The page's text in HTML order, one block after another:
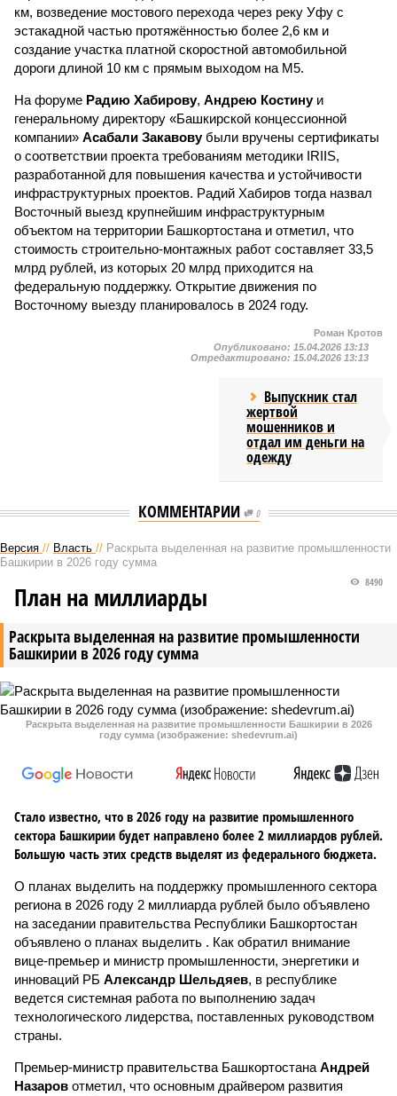
км, возведение мостового перехода через реку Уфу с
эстакадной частью протяжённостью более 2,6 км и
создание участка платной скоростной автомобильной
дороги длиной 10 км с прямым выходом на М5.
На форуме Радию Хабирову, Андрею Костинуи
генеральному директору «Башкирской концессионной
компании» Асабали Закавовубыли вручены сертификаты
о соответствии проекта требованиям методики IRIIS,
разработанной для повышения качества и устойчивости
инфраструктурных проектов. Радий Хабиров тогда назвал
Восточный выезд крупнейшим инфраструктурным
объектом на территории Башкортостана и отметил, что
стоимость строительно-монтажных работ составляет 33,5
млрд рублей, из которых 20 млрд приходится на
федеральную поддержку. Открытие движения по
Восточному выезду планировалось в 2024 году.
Роман Кротов
Опубликовано: 15.04.2026 13:13
Отредактировано: 15.04.2026 13:13
Выпускник стал
жертвой
мошенников и
отдал им деньги на
одежду
КОММЕНТАРИИ 0
Версия // Власть // Раскрыта выделенная на развитие промышленности
Башкирии в 2026 году сумма
Раскрыта выделенная на развитие промышленности
Башкирии в 2026 году сумма
8490
План на миллиарды
Раскрыта выделенная на развитие промышленности Башкирии в 2026
году сумма (изображение: shedevrum.ai)
Стало известно, что в 2026 году на развитие промышленного
сектора Башкирии будет направлено более 2 миллиардов рублей.
Большую часть этих средств выделят из федерального бюджета.
О планах выделить на поддержку промышленного сектора
региона в 2026 году 2 миллиарда рублей было объявлено
на заседании правительства Республики Башкортостан
объявлено о планах выделить . Как обратил внимание
вице-премьер и министр промышленности, энергетики и
инноваций РБ Александр Шельдяев, в республике
ведется системная работа по выполнению задач
технологического лидерства, поставленных руководством
страны.
Премьер-министр правительства Башкортостана Андрей
Назаров отметил, что основным драйвером развития